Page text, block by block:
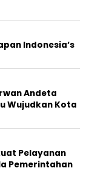
Indonesia’s
Andeta
Wujudkan Kota
Pelayanan
Pemerintahan